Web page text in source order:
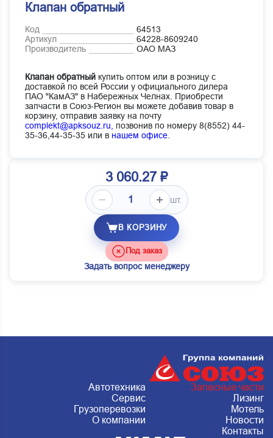
Клапан обратный
Код
64513
Артикул
64228-8609240
Производитель
ОАО МАЗ
Клапан обратный купить оптом или в розницу с
доставкой по всей России у официального дилера
ПАО "КамАЗ" в Набережных Челнах. Приобрести
запчасти в Союз-Регион вы можете добавив товар в
корзину, отправив заявку на почту
complekt@apksouz.ru,
позвонив по номеру 8(8552) 44-
35-36,44-35-35 или в нашем офисе
3 060.27 ₽
шт.
В КОРЗИНУ
Под заказ
Задать вопрос менеджеру
Автотехника
Запасные части
Сервис
Лизинг
Грузоперевозки
Мотель
О компании
Новости
Контакты